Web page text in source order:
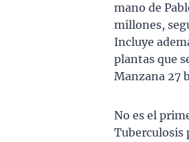
mano de
millones,
Incluye
plantas que
Manzana 27
No es el
Tuberculosis